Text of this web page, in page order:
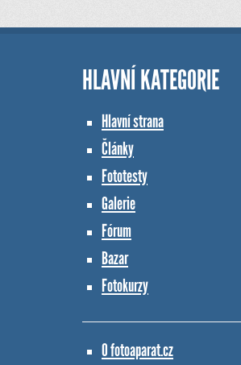
HLAVNÍ KATEGORIE
Hlavní strana
Články
Fototesty
Galerie
Fórum
Bazar
Fotokurzy
O fotoaparat.cz